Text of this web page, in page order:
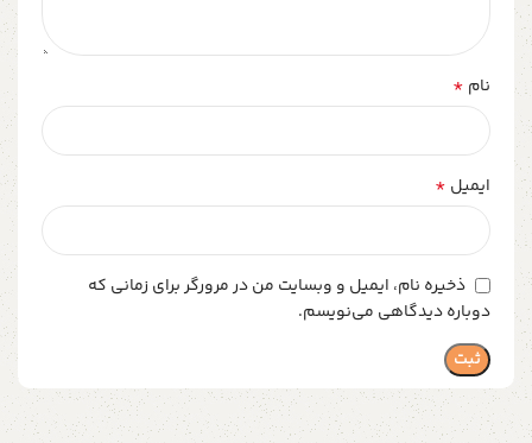
نام *
ایمیل *
ذخیره نام، ایمیل و وبسایت من در مرورگر برای زمانی که
دوباره دیدگاهی می‌نویسم.